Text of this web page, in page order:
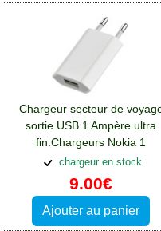
Chargeur secteur de
sortie USB 1 Ampère ultra
fin:Chargeurs Nokia 1
chargeur en stock
9.00€
Ajouter au panier